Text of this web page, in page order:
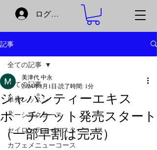
ログイン
記事
全ての記事
単発レッスン
ベーシックコース
セイロンティーマスターコース
カフェメニューコース
全ての記事
ジャパンティーエキス
ポ チケット発売スタート
（一部早割は完売）
美津代 中永
2024年8月1日 読了時間: 1分